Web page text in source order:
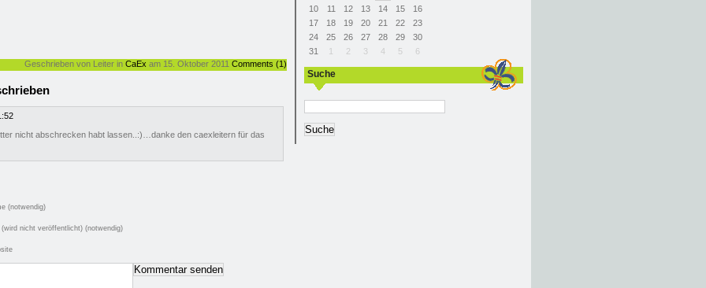
Geschrieben von Leiter in CaEx am 15. Oktober 2011 Comments (1)
nicht abschrecken habt lassen..:)…danke den caexleitern für das
(notwendig)
(wird nicht veröffentlicht) (notwendig)
10
11 12 13 14 15
16
17
18 19 20 21 22
23
24
25 26 27 28 29
30
31
1 2 3 4 5 6
Suche